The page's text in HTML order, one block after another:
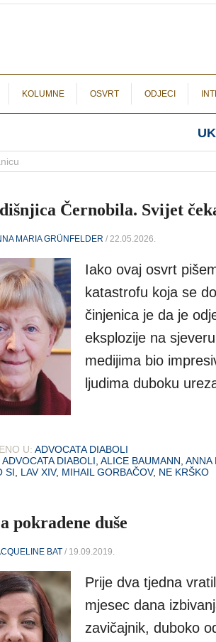
KOLUMNE OSVRT ODJECI
Černobila. Svijet
MARIA GRÜNFELDER / 22.05.2026.
Iako ovaj osvrt
katastrofu koja se
činjenica je da je
eksplozije na
medijima bio
ljudima duboku
U: ADVOCATA DIABOLI
ADVOCATA DIABOLI, ALICE BAUMANN, ANNA
SI, LAV XIV, MIHAIL GORBAČOV, NE KRŠKO
pokradene duše
BAT / 19.09.2019.
Prije dva tjedna
mjesec dana
zavičajnik, duboko